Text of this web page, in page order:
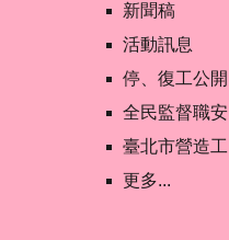
新聞稿
活動訊息
停、復工公開資訊查詢
全民監督職安地圖
臺北市營造工地自主管理稽核施行專區及聯盟定期會議相關資料
更多...